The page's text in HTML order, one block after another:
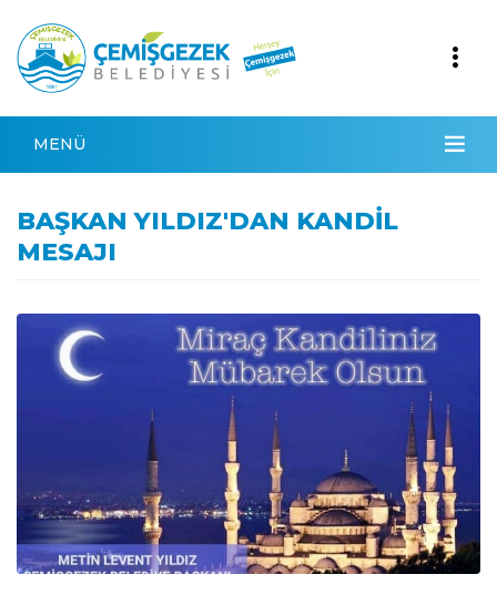
MENÜ
BAŞKAN YILDIZ'DAN KANDİL
MESAJI